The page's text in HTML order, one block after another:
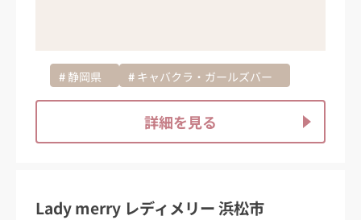
静岡県 キャバクラ・ガールズバー
詳細を見る
Lady merry レディメリー 浜松市